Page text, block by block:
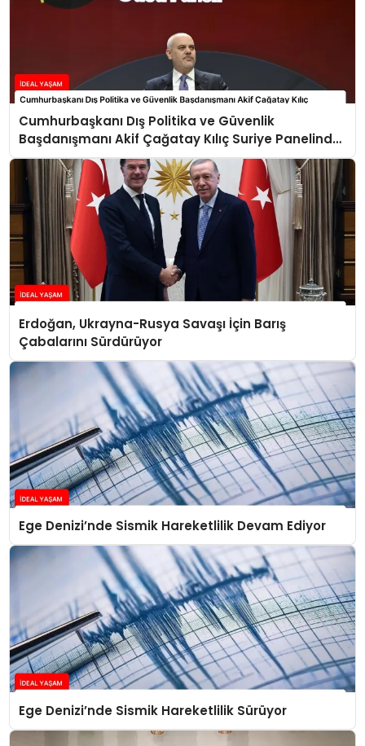
Cumhurbaşkanı Dış Politika ve Güvenlik
Başdanışmanı Akif Çağatay Kılıç Suriye Panelinde
Konuştu
Erdoğan, Ukrayna-Rusya Savaşı İçin Barış
Çabalarını Sürdürüyor
Ege Denizi’nde Sismik Hareketlilik Devam Ediyor
Ege Denizi’nde Sismik Hareketlilik Sürüyor